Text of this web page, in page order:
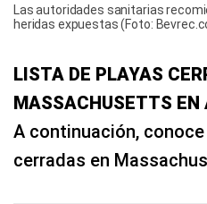
Las autoridades sanitarias
heridas expuestas (Foto:
LISTA DE PLAYAS
MASSACHUSETTS EN
A continuación,
cerradas en